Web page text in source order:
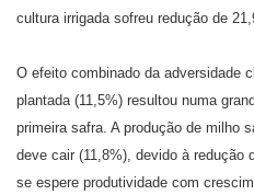
cultura irrigada sofreu redução de
O efeito combinado da adversidade
plantada (11,5%) resultou numa
primeira safra. A produção de milho
deve cair (11,8%), devido à redução
se espere produtividade com